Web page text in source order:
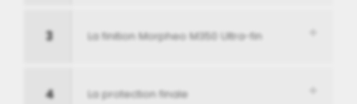
3 La finition Morpheo M350 Ultra-fin
4 La protection finale